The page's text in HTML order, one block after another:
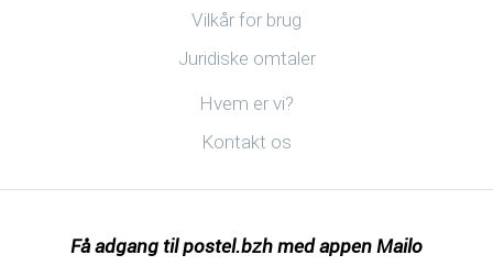
Nyttige links
Vilkår for brug
Juridiske omtaler
Opdag postel.bzh
Hvem er vi?
Kontakt os
Få adgang til postel.bzh med appen Mailo